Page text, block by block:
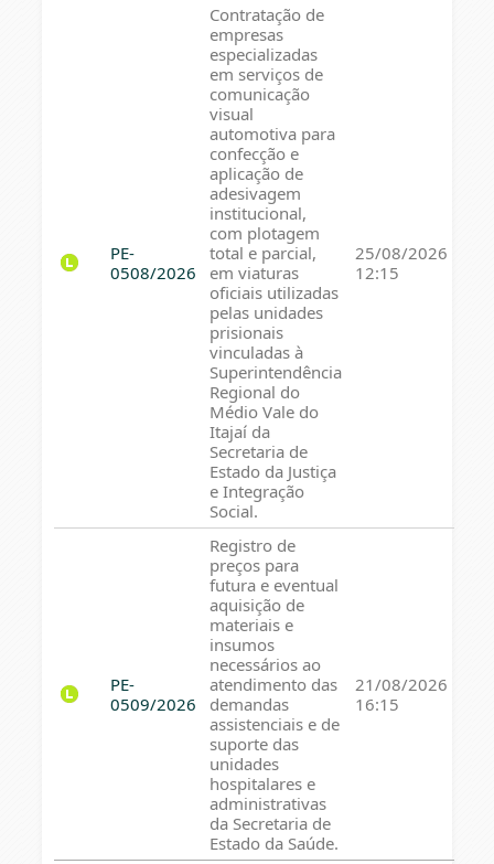
PE-
0508/2026
Contratação de
empresas
especializadas
em serviços de
comunicação
visual
automotiva para
confecção e
aplicação de
adesivagem
institucional,
com plotagem
total e parcial,
em viaturas
oficiais utilizadas
pelas unidades
prisionais
vinculadas à
Superintendência
Regional do
Médio Vale do
Itajaí da
Secretaria de
Estado da Justiça
e Integração
Social.
25/08/2026
12:15
PE-
0509/2026
Registro de
preços para
futura e eventual
aquisição de
materiais e
insumos
necessários ao
atendimento das
demandas
assistenciais e de
suporte das
unidades
hospitalares e
administrativas
da Secretaria de
Estado da Saúde.
21/08/2026
16:15